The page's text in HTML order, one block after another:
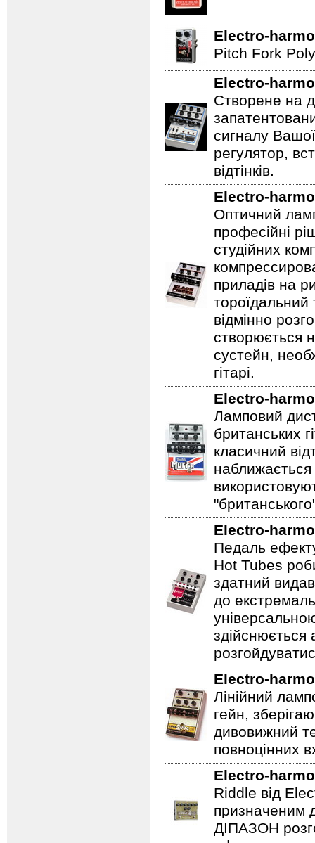
Electro-
Pitch Fork
Electro-
Створене на
сигналу
регулятор,
відтінків.
Electro-
Оптичний
професійні
студійних
приладів на
відмінно
створюється
сустейн,
гітарі.
Electro-
Ламповий
британських
класичний
Electro-
Педаль
Hot Tubes
здатний
до
Electro-
Лінійний
гейн,
дивовижний
повноцінних
Electro-
Riddle від
призначеним
ДІПАЗОН